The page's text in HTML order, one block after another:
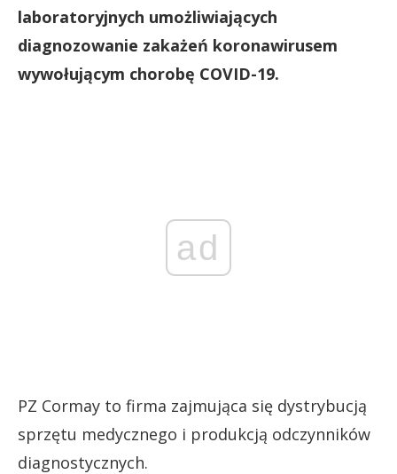
laboratoryjnych umożliwiających
diagnozowanie zakażeń koronawirusem
wywołującym chorobę COVID-19.
ad
PZ Cormay to firma zajmująca się dystrybucją
sprzętu medycznego i produkcją odczynników
diagnostycznych.